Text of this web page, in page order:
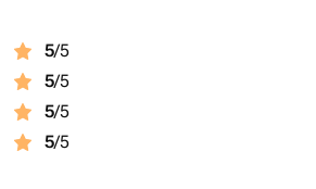
5/5
5/5
5/5
5/5